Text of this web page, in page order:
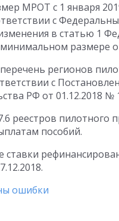
МРОТ с 1 января
с
в статью 1
размере
регионов
с
РФ от 01.12.2018 №
реестров пилотного
пособий.
ставки
ошибки